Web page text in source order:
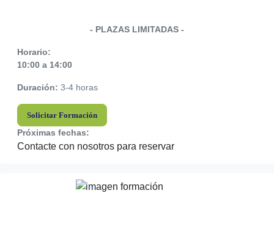
- PLAZAS LIMITADAS -
Horario:
10:00 a 14:00
Duración: 3-4 horas
Solicitar Formación
Próximas fechas:
Contacte con nosotros para reservar